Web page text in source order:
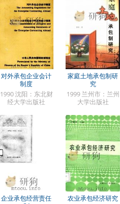
对外承包企业会计
制度
1990 沈阳：东北财
经大学出版社
家庭土地承包制研
究
1999 兰州市：兰州
大学出版社
企业承包经营责任
农业承包经济研究